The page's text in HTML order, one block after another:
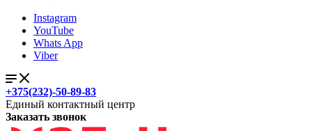
Instagram
YouTube
Whats App
Viber
+375(232)-50-89-83
Единый контактный центр
Заказать звонок